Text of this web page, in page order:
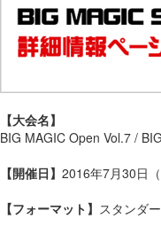
【大会名】
BIG MAGIC Open Vol.7 /
【開催日】 2016年7月30日（
【フォーマット】 スタンダ